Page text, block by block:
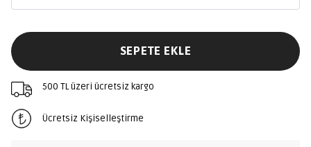
SEPETE EKLE
500 TL üzeri ücretsiz kargo
Ücretsiz Kişiselleştirme